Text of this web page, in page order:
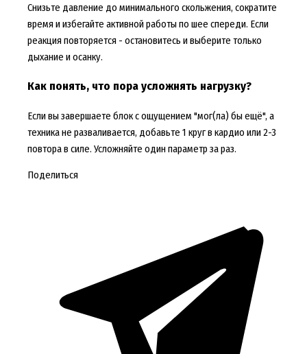
Снизьте давление до минимального скольжения, сократите
время и избегайте активной работы по шее спереди. Если
реакция повторяется - остановитесь и выберите только
дыхание и осанку.
Как понять, что пора усложнять нагрузку?
Если вы завершаете блок с ощущением "мог(ла) бы ещё", а
техника не разваливается, добавьте 1 круг в кардио или 2-3
повтора в силе. Усложняйте один параметр за раз.
Поделиться